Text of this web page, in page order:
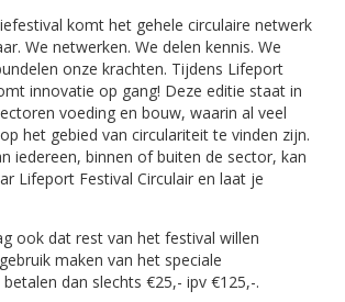
komt het gehele circulaire netwerk
We netwerken. We delen kennis. We
onze krachten. Tijdens Lifeport
innovatie op gang! Deze editie staat in
voeding en bouw, waarin al veel
het gebied van circulariteit te vinden zijn.
iedereen, binnen of buiten de sector, kan
Lifeport Festival Circulair en laat je
ook dat rest van het festival willen
maken van het speciale
dan slechts €25,- ipv €125,-.